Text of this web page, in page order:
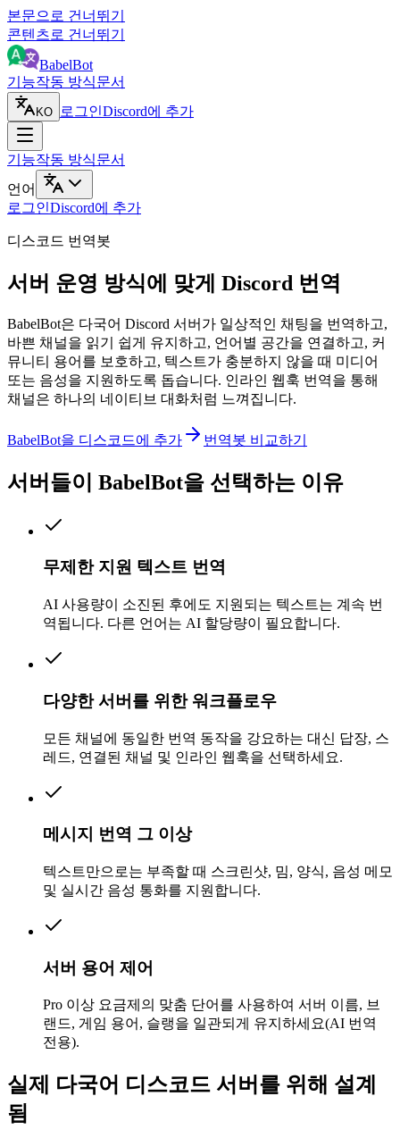
본문으로 건너뛰기
콘텐츠로 건너뛰기
BabelBot
기능작동 방식문서
KO 로그인Discord에 추가
기능작동 방식문서
언어
로그인Discord에 추가
디스코드 번역봇
서버 운영 방식에 맞게 Discord 번역
BabelBot은 다국어 Discord 서버가 일상적인 채팅을 번역하고,
바쁜 채널을 읽기 쉽게 유지하고, 언어별 공간을 연결하고, 커
뮤니티 용어를 보호하고, 텍스트가 충분하지 않을 때 미디어
또는 음성을 지원하도록 돕습니다. 인라인 웹훅 번역을 통해
채널은 하나의 네이티브 대화처럼 느껴집니다.
BabelBot을 디스코드에 추가 번역봇 비교하기
서버들이 BabelBot을 선택하는 이유
무제한 지원 텍스트 번역
AI 사용량이 소진된 후에도 지원되는 텍스트는 계속 번
역됩니다. 다른 언어는 AI 할당량이 필요합니다.
다양한 서버를 위한 워크플로우
모든 채널에 동일한 번역 동작을 강요하는 대신 답장, 스
레드, 연결된 채널 및 인라인 웹훅을 선택하세요.
메시지 번역 그 이상
텍스트만으로는 부족할 때 스크린샷, 밈, 양식, 음성 메모
및 실시간 음성 통화를 지원합니다.
서버 용어 제어
Pro 이상 요금제의 맞춤 단어를 사용하여 서버 이름, 브
랜드, 게임 용어, 슬랭을 일관되게 유지하세요(AI 번역
전용).
실제 다국어 디스코드 서버를 위해 설계
됨